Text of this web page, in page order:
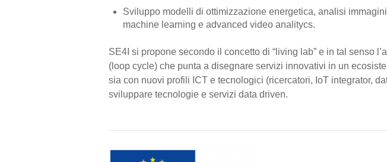
Sviluppo modelli di ottimizzazione energetica, analisi
machine learning e advanced video analitycs.
SE4I si propone secondo il concetto di “living lab” e in tal senso
(loop cycle) che punta a disegnare servizi innovativi in un
sia con nuovi profili ICT e tecnologici (ricercatori, IoT integrator,
sviluppare tecnologie e servizi data driven.